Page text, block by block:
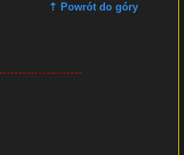
⇡ Powrót do góry